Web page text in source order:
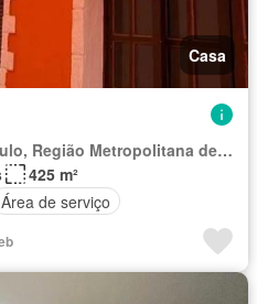
Casa
Região Imediata de São Paulo, Região Metropolitana de São Paulo
425 m²
Área de serviço